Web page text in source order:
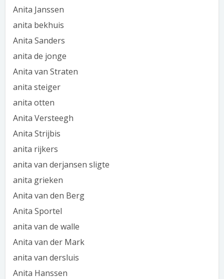
Anita Janssen
anita bekhuis
Anita Sanders
anita de jonge
Anita van Straten
anita steiger
anita otten
Anita Versteegh
Anita Strijbis
anita rijkers
anita van derjansen sligte
anita grieken
Anita van den Berg
Anita Sportel
anita van de walle
Anita van der Mark
anita van dersluis
Anita Hanssen